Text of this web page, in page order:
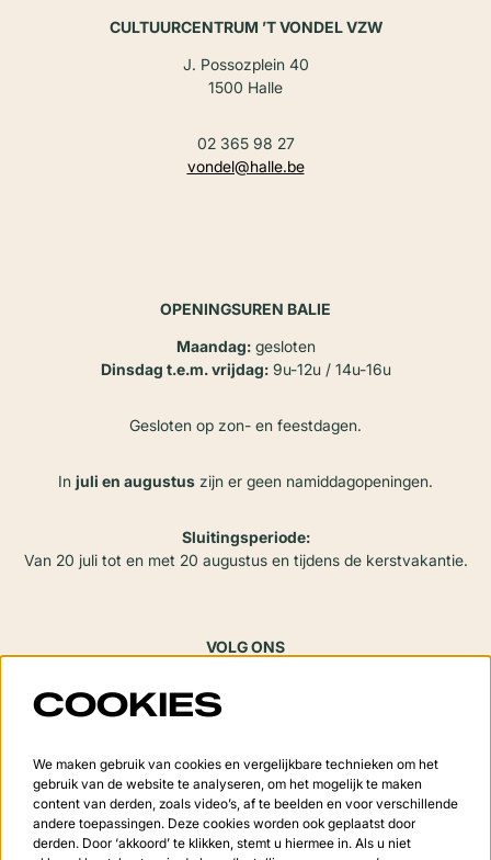
CULTUURCENTRUM ’T VONDEL VZW
J. Possozplein 40
1500 Halle
02 365 98 27
vondel@halle.be
OPENINGSUREN BALIE
Maandag:gesloten
Dinsdag t.e.m. vrijdag:9u-12u / 14u-16u
Gesloten op zon- en feestdagen.
In juli en augustus zijn er geen namiddagopeningen.
Sluitingsperiode:
Van 20 juli tot en met 20 augustus en tijdens de kerstvakantie.
VOLG ONS
Meld je aan voor de nieuwsbrief
Aanmelden
COOKIES
We maken gebruik van cookies en vergelijkbare technieken om het
gebruik van de website te analyseren, om het mogelijk te maken
content van derden, zoals video’s, af te beelden en voor verschillende
andere toepassingen. Deze cookies worden ook geplaatst door
derden. Door ‘akkoord’ te klikken, stemt u hiermee in. Als u niet